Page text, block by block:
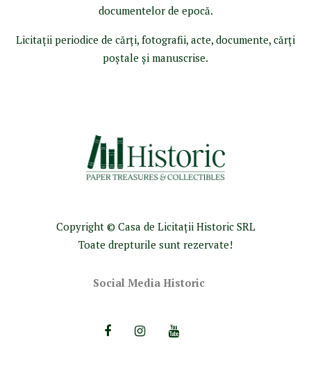
documentelor de epocă.
Licitaţii periodice de cărţi, fotografii, acte, documente, cărţi
poştale şi manuscrise.
Copyright © Casa de Licitaţii Historic SRL
Toate drepturile sunt rezervate!
Social Media Historic